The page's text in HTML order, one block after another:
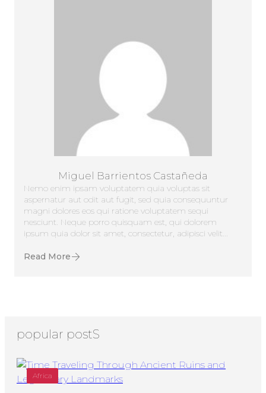
Miguel Barrientos Castañeda
Nemo enim ipsam voluptatem quia voluptas sit
aspernatur aut odit aut fugit, sed quia consequuntur
magni dolores eos qui ratione voluptatem sequi
nesciunt. Neque porro quisquam est, qui dolorem
ipsum quia dolor sit amet, consectetur, adipisci velit...
Read More
popular postS
Africa